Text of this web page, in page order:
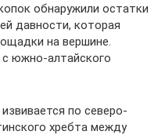
обнаружили остатки
давности, которая
на вершине.
с южно-алтайского
по северо-
хребта между